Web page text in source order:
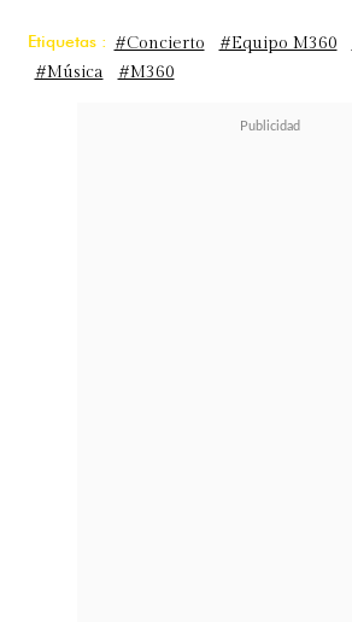
Etiquetas : #Concierto #Equipo M360
#Música
#M360